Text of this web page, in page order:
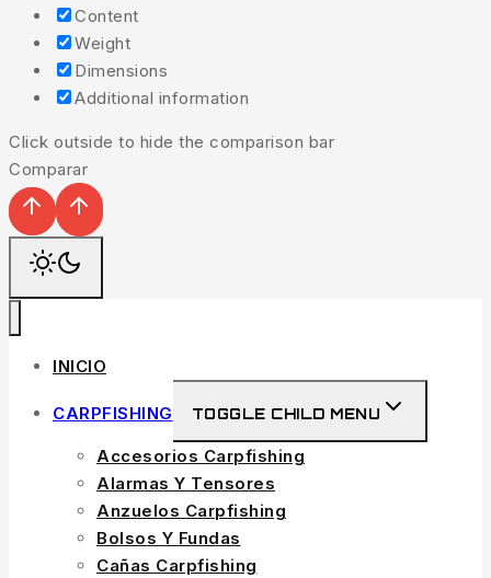
Content
Weight
Dimensions
Additional information
Click outside to hide the comparison bar
Comparar
INICIO
CARPFISHING TOGGLE CHILD MENU
Accesorios Carpfishing
Alarmas Y Tensores
Anzuelos Carpfishing
Bolsos Y Fundas
Cañas Carpfishing